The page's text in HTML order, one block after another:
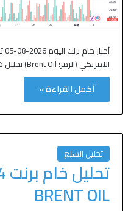
الامريكي (الرمز: Brent Oil) تحليل خام برنت مرفق توقعات خبراء…
أكمل القراءة »
تحليل السلع
BRENT OIL